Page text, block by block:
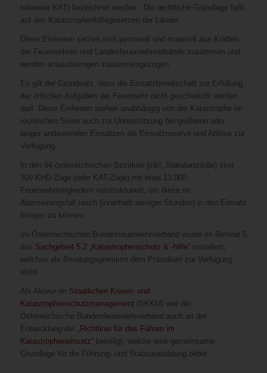
teilweise KAT) bezeichnet werden. Die rechtliche Grundlage fußt
auf den Katastrophenhilfegesetzen der Länder.
Diese Einheiten setzen sich personell und materiell aus Kräften
der Feuerwehren und Landesfeuerwehrverbände zusammen und
werden anlassbezogen zusammengezogen.
Es gilt der Grundsatz, dass die Einsatzbereitschaft zur Erfüllung
der örtlichen Aufgaben der Feuerwehr nicht geschwächt werden
darf. Diese Einheiten stehen unabhängig von der Katastrophe im
rechtlichen Sinne auch zur Unterstützung bei größeren oder
länger andauernden Einsätzen als Einsatzreserve und Ablöse zur
Verfügung.
In den 94 österreichischen Bezirken (inkl. Statutarstädte) sind
300 KHD-Züge (oder KAT-Züge) mit etwa 13.000
Feuerwehrmitgliedern vorstrukturiert, um diese im
Alarmierungsfall rasch (innerhalb weniger Stunden) in den Einsatz
bringen zu können.
Im Österreichischen Bundesfeuerwehrverband wurde im Referat 5
das Sachgebiet 5.2 „Katastrophenschutz & -hilfe“installiert,
welches als Beratungsgremium dem Präsidium zur Verfügung
steht.
Als Akteur im Staatlichen Krisen- und
Katastrophenschutzmanagement (SKKM) war der
Österreichische Bundesfeuerwehrverband auch an der
Entwicklung der „Richtlinie für das Führen im
Katastropheneinsatz“beteiligt, welche eine gemeinsame
Grundlage für die Führung- und Stabsausbildung bildet.